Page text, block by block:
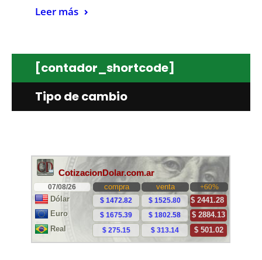
Leer más
[contador_shortcode]
Tipo de cambio